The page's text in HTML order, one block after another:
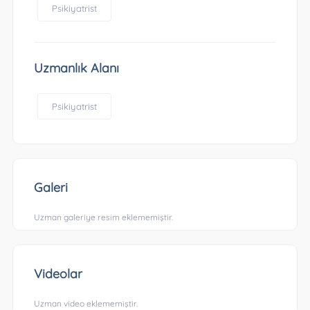
Psikiyatrist
Uzmanlık Alanı
Psikiyatrist
Galeri
Uzman galeriye resim eklememiştir.
Videolar
Uzman video eklememiştir.